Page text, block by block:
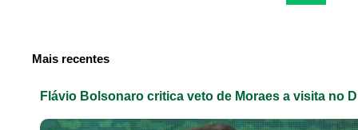
Mais recentes
Flávio Bolsonaro critica veto de Moraes a visita no